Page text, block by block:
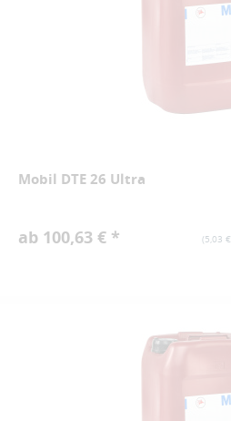
Mobil DTE 26 Ultra
(5,03 €
ab 100,63 € *